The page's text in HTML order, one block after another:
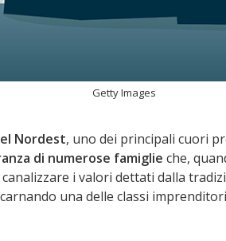
Getty Images
Nordest, uno dei principali cuori
di numerose famiglie che,
i valori dettati dalla
una delle classi